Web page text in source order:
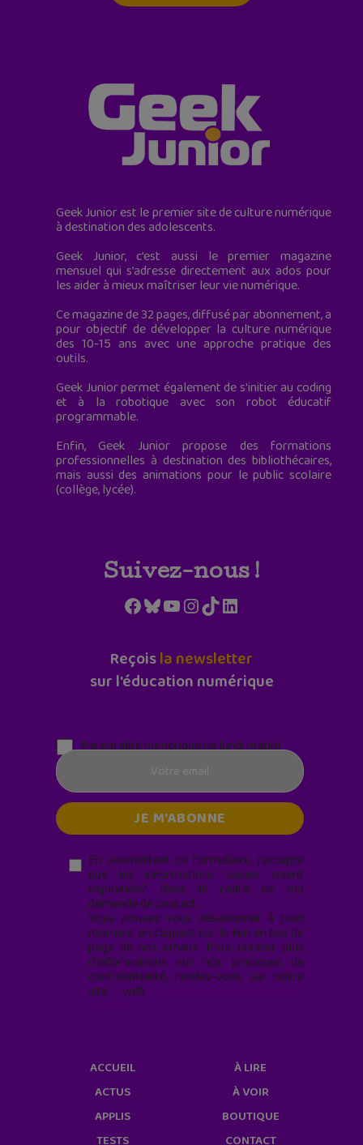
Geek Junior est le premier site de culture numérique
à destination des adolescents.
Geek Junior, c’est aussi le premier magazine
mensuel qui s’adresse directement aux ados pour
les aider à mieux maîtriser leur vie numérique.
Ce magazine de 32 pages, diffusé par abonnement, a
pour objectif de développer la culture numérique
des 10-15 ans avec une approche pratique des
outils.
Geek Junior permet également de s'initier au coding
et à la robotique avec son robot éducatif
programmable.
Enfin, Geek Junior propose des formations
professionnelles à destination des bibliothécaires,
mais aussi des animations pour le public scolaire
(collège, lycée).
Suivez-nous !
Facebook
Bluesky
YouTube
Instagram
TikTokLinkedIn
Reçoisla newsletter
sur l'éducation numérique
Parentalité numérique (le lundi matin)
En soumettant ce formulaire, j’accepte
que les informations saisies soient
exploitées* dans le cadre de ma
demande de contact.
Vous pouvez vous désabonner à tout
moment en cliquant sur le lien en bas de
page de nos emails. Pour obtenir plus
d'informations sur nos pratiques de
confidentialité, rendez-vous sur notre
site web
ACCUEIL
ACTUS
APPLIS
TESTS
À LIRE
À VOIR
BOUTIQUE
CONTACT